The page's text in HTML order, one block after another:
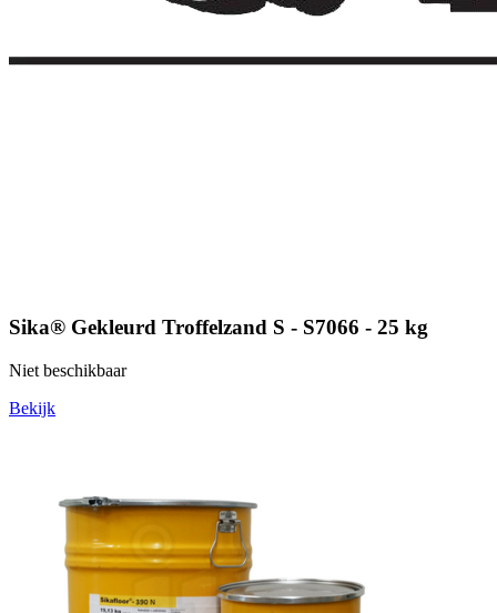
Sika® Gekleurd Troffelzand S - S7066 - 25 kg
Niet beschikbaar
Bekijk